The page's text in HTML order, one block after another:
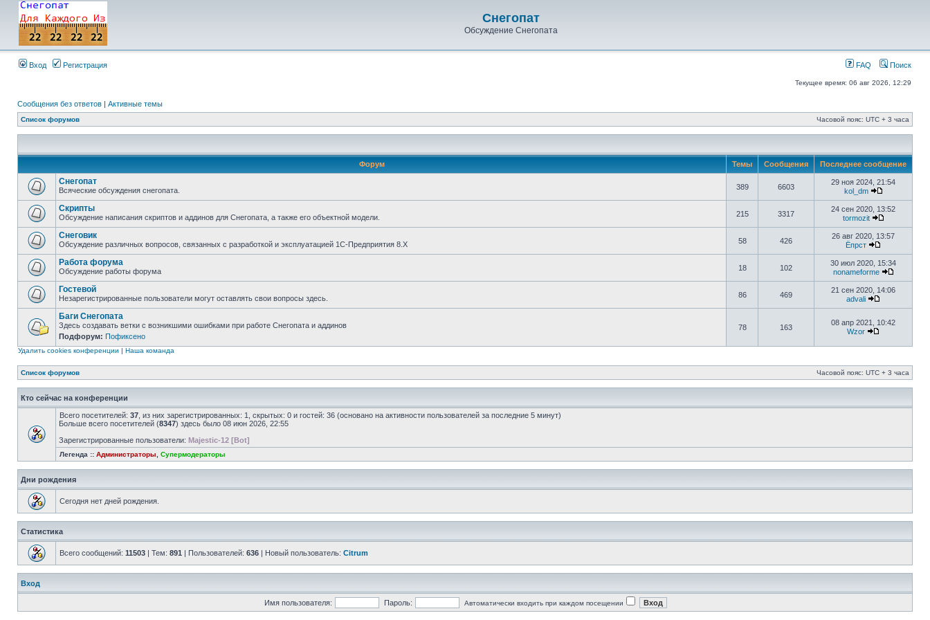
Снегопат
Обсуждение Снегопата
Вход Регистрация FAQ Поиск
Текущее время: 06 авг 2026, 12:29
Сообщения без ответов | Активные темы
Список форумов Часовой пояс: UTC + 3 часа
Форум Темы Сообщения Последнее сообщение
Снегопат
Всяческие обсуждения снегопата. 389 6603
29 ноя 2024, 21:54
kol_dm
Скрипты
Обсуждение написания скриптов и аддинов для Снегопата, а также его объектной модели. 215 3317
24 сен 2020, 13:52
tormozit
Снеговик
Обсуждение различных вопросов, связанных с разработкой и эксплуатацией 1С-Предприятия 8.X 58 426
26 авг 2020, 13:57
Ёпрст
Работа форума
Обсуждение работы форума 18 102
30 июл 2020, 15:34
nonameforme
Гостевой
Незарегистрированные пользователи могут оставлять свои вопросы здесь. 86 469
21 сен 2020, 14:06
advali
Баги Снегопата
Здесь создавать ветки с возникшими ошибками при работе Снегопата и аддинов
Подфорум: Пофиксено
78 163
08 апр 2021, 10:42
Wzor
Удалить cookies конференции | Наша команда
Список форумов Часовой пояс: UTC + 3 часа
Кто сейчас на конференции
Всего посетителей: 37 , из них зарегистрированных: 1, скрытых: 0 и гостей: 36 (основано на активности пользователей за последние 5 минут)
Больше всего посетителей (8347) здесь было 08 июн 2026, 22:55
Зарегистрированные пользователи: Majestic-12 [Bot]
Легенда :: Администраторы Супермодераторы
Дни рождения
Сегодня нет дней рождения.
Статистика
Всего сообщений: 11503 | Тем: 891 | Пользователей: 636 | Новый пользователь: Citrum
Вход
Имя пользователя: Пароль: Автоматически входить при каждом посещении